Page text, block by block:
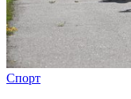
Спорт